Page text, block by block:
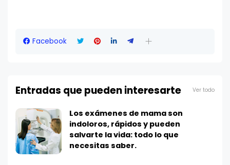
Facebook
Entradas que pueden interesarte Ver todo
Los exámenes de mama son
indoloros, rápidos y pueden
salvarte la vida: todo lo que
necesitas saber.